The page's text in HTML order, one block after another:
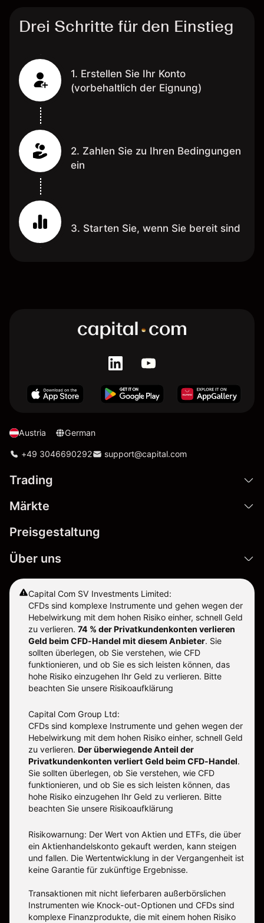
Drei Schritte für den Einstieg
1. Erstellen Sie Ihr Konto
(vorbehaltlich der Eignung)
2. Zahlen Sie zu Ihren Bedingungen
ein
3. Starten Sie, wenn Sie bereit sind
Austria German
+49 3046690292 support@capital.com
Trading
Märkte
Preisgestaltung
Über uns
Capital Com SV Investments Limited:
CFDs sind komplexe Instrumente und gehen wegen der
Hebelwirkung mit dem hohen Risiko einher, schnell Geld
zu verlieren. 74 % der Privatkundenkonten verlieren
Geld beim CFD-Handel mit diesem Anbieter. Sie
sollten überlegen, ob Sie verstehen, wie CFD
funktionieren, und ob Sie es sich leisten können, das
hohe Risiko einzugehen Ihr Geld zu verlieren. Bitte
beachten Sie unsere Risikoaufklärung
Capital Com Group Ltd:
CFDs sind komplexe Instrumente und gehen wegen der
Hebelwirkung mit dem hohen Risiko einher, schnell Geld
zu verlieren. Der überwiegende Anteil der
Privatkundenkonten verliert Geld beim CFD-Handel.
Sie sollten überlegen, ob Sie verstehen, wie CFD
funktionieren, und ob Sie es sich leisten können, das
hohe Risiko einzugehen Ihr Geld zu verlieren. Bitte
beachten Sie unsere Risikoaufklärung
Risikowarnung: Der Wert von Aktien und ETFs, die über
ein Aktienhandelskonto gekauft werden, kann steigen
und fallen. Die Wertentwicklung in der Vergangenheit ist
keine Garantie für zukünftige Ergebnisse.
Transaktionen mit nicht lieferbaren außerbörslichen
Instrumenten wie Knock-out-Optionen und CFDs sind
komplexe Finanzprodukte, die mit einem hohen Risiko